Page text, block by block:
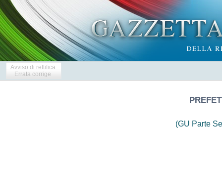
Avviso di rettifica
Errata corrige
(GU Parte